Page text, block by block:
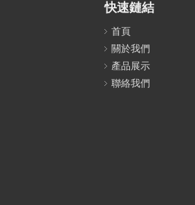
快速鏈結
首頁
關於我們
產品展示
聯絡我們